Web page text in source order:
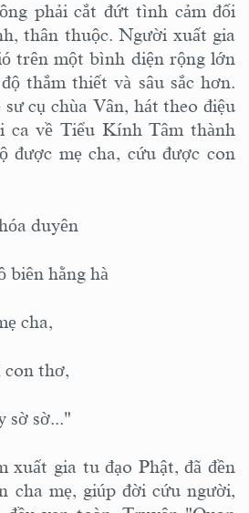
phải cắt đứt tình cảm đối
thân thuộc. Người xuất gia
trên một bình diện rộng lớn
thắm thiết và sâu sắc hơn.
cụ chùa Vân, hát theo điệu
ca về Tiểu Kính Tâm thành
được mẹ cha, cứu được con
duyên
biên hằng hà
cha,
con thơ,
sờ sờ..."
xuất gia tu đạo Phật, đã đền
cha mẹ, giúp đời cứu người,